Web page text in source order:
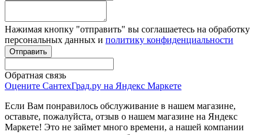
Нажимая кнопку "отправить" вы соглашаетесь на обработку
персональных данных и политику конфиденциальности
Обратная связь
Оцените СантехГрад.ру на Яндекс Маркете
Если Вам понравилось обслуживание в нашем магазине,
оставьте, пожалуйста, отзыв о нашем магазине на Яндекс
Маркете! Это не займет много времени, а нашей компании